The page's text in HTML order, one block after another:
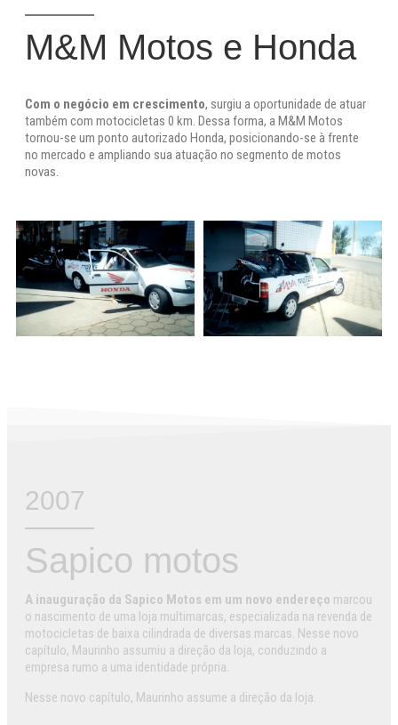
M&M Motos e Honda
Com o negócio em crescimento, surgiu a oportunidade de atuar
também com motocicletas 0 km. Dessa forma, a M&M Motos
tornou-se um ponto autorizado Honda, posicionando-se à frente
no mercado e ampliando sua atuação no segmento de motos
novas.
2007
Sapico motos
A inauguração da Sapico Motos em um novo endereço marcou
o nascimento de uma loja multimarcas, especializada na revenda de
motocicletas de baixa cilindrada de diversas marcas. Nesse novo
capítulo, Maurinho assumiu a direção da loja, conduzindo a
empresa rumo a uma identidade própria.
Nesse novo capítulo, Maurinho assume a direção da loja.